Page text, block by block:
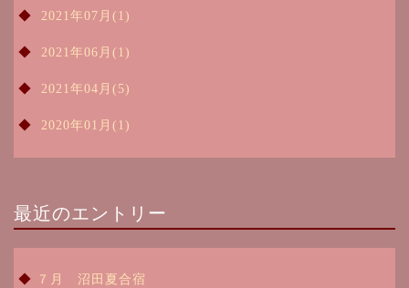
2021年07月(1)
2021年06月(1)
2021年04月(5)
2020年01月(1)
最近のエントリー
７月 沼田夏合宿